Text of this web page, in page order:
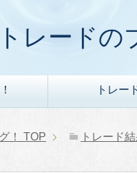
レードの
トレー
！ TOP トレード